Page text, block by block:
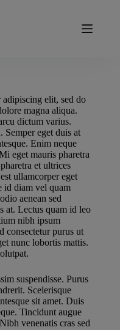
elit, sed do
magna aliqua.
dictum varius.
Semper eget duis at
Enim neque
eget mauris pharetra
et ultrices
ullamcorper eget
id diam vel quam
aenean sed
at. Lectus quam id leo
nibh ipsum
consectetur purus ut
nunc lobortis mattis.
suspendisse. Purus
Scelerisque
sit amet. Duis
Tincidunt augue
venenatis cras sed